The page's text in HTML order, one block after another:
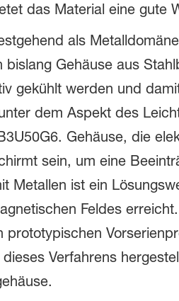
das Material eine gute
als
Gehäuse aus
gekühlt werden und
dem Aspekt des
Gehäuse, die
sein, um eine
Metallen ist ein
Feldes
Verfahrens